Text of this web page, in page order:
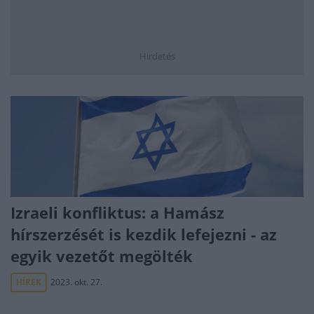
Hirdetés
Izraeli konfliktus: a Hamász
hírszerzését is kezdik lefejezni - az
egyik vezetőt megölték
HÍREK 2023. okt. 27.